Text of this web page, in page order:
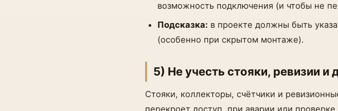
возможность подключения (и чтобы не
Подсказка: в проекте должны быть
(особенно при скрытом монтаже).
5) Не учесть стояки, ревизии и
Стояки, коллекторы, счётчики и
перекроет доступ, при аварии или